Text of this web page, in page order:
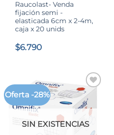
Raucolast- Venda
fijación semi -
elasticada 6cm x 2-4m,
caja x 20 unids
$6.790
Oferta -28%
SIN EXISTENCIAS